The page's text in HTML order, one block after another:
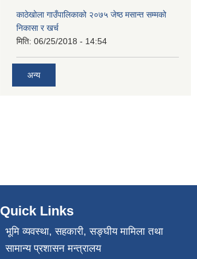
काठेखोला गाउँपालिकाको २०७५ जेष्ठ मसान्त सम्मको
निकासा र खर्च
मिति: 06/25/2018 - 14:54
अन्य
Quick Links
भूमि व्यवस्था, सहकारी, सङ्‍घीय मामिला तथा
सामान्य प्रशासन मन्त्रालय